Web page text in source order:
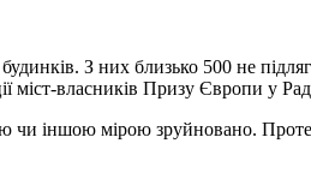
З них близько 500 не
міст-власників Призу Європи у
чи іншою мірою зруйновано.